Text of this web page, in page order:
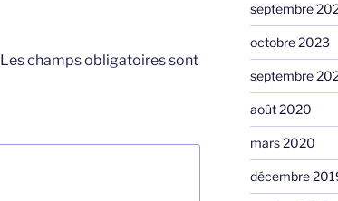
Les champs obligatoires sont
septembre
octobre 2023
septembre
août 2020
mars 2020
décembre